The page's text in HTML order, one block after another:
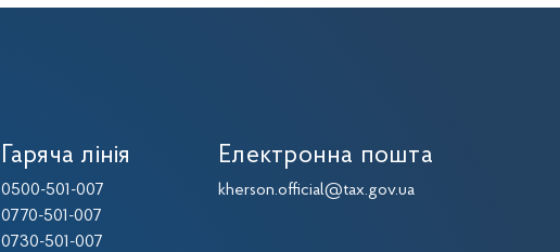
Гаряча лінія
0500-501-007
0770-501-007
0730-501-007
Електронна пошта
kherson.official@tax.gov.ua